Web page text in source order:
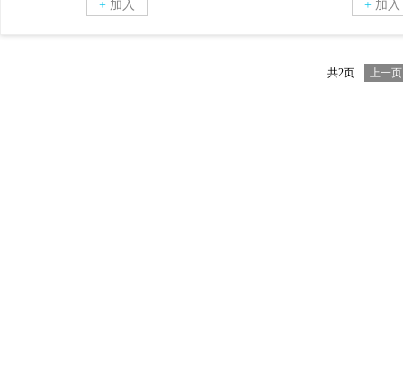
+ 加入
+ 加入
共2页 上一页